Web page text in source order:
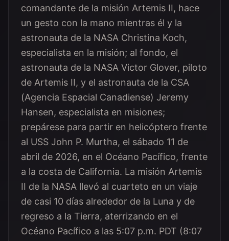
comandante de la misión Artemis II, hace
un gesto con la mano mientras él y la
astronauta de la NASA Christina Koch,
especialista en la misión; al fondo, el
astronauta de la NASA Victor Glover, piloto
de Artemis II, y el astronauta de la CSA
(Agencia Espacial Canadiense) Jeremy
Hansen, especialista en misiones;
prepárese para partir en helicóptero frente
al USS John P. Murtha, el sábado 11 de
abril de 2026, en el Océano Pacífico, frente
a la costa de California. La misión Artemis
II de la NASA llevó al cuarteto en un viaje
de casi 10 días alrededor de la Luna y de
regreso a la Tierra, aterrizando en el
Océano Pacífico a las 5:07 p.m. PDT (8:07